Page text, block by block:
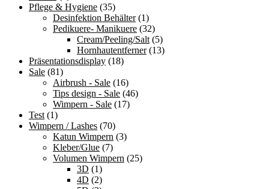
Pflege & Hygiene (35)
Desinfektion Behälter (1)
Pedikuere- Manikuere (32)
Cream/Peeling/Salt (5)
Hornhautentferner (13)
Präsentationsdisplay (18)
Sale (81)
Airbrush - Sale (16)
Tips design - Sale (46)
Wimpern - Sale (17)
Test (1)
Wimpern / Lashes (70)
Katun Wimpern (3)
Kleber/Glue (7)
Volumen Wimpern (25)
3D (1)
4D (2)